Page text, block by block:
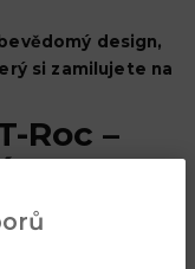
design,
si zamilujete na
Roc –
modelu